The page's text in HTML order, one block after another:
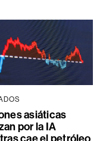
asiáticas
por la IA